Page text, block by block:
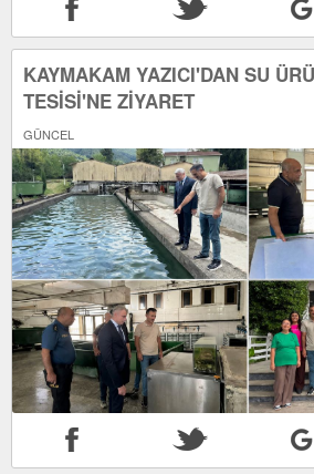
KAYMAKAM YAZICI'DAN SU
TESİSİ'NE ZİYARET
GÜNCEL